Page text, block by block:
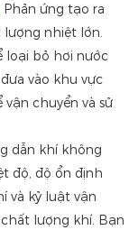
Phản ứng tạo ra
lượng nhiệt lớn.
loại bỏ hơi nước
vào khu vực
chuyển và sử
dẫn khí không
độ, độ ổn định
và kỷ luật vận
lượng khí. Bạn